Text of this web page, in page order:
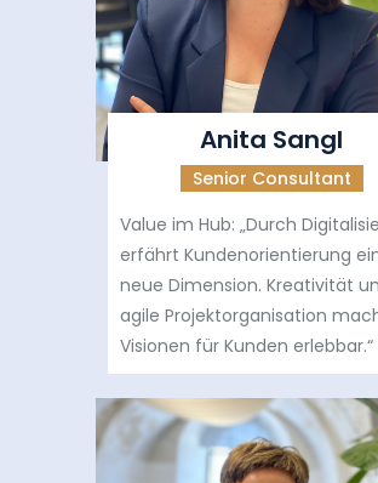
Anita Sangl
Senior Consultant
Value im Hub: „Durch
erfährt Kundenorientierung
neue Dimension. Kreativität
agile Projektorganisation
Visionen für Kunden erlebbar.“